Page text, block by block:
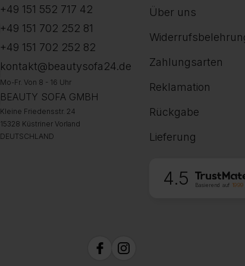
+49 151 552 717 42
+49 151 702 252 81
+49 151 702 252 82
kontakt@beautysofa24.de
Mo-Fr. Von 8 - 16 Uhr
BEAUTY SOFA GMBH
Kleine Friedensstr. 24
15328 Küstriner Vorland
DEUTSCHLAND
Über uns
Zahlungsarten
Reklamation
Rückgabe
Lieferung
4.5 Basierend auf 1999